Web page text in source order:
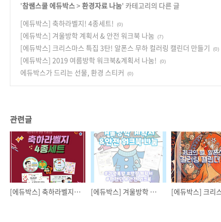
'참쌤스쿨 에듀박스>환경자료 나눔' 카테고리의 다른 글
[에듀박스] 축하라벨지! 4종세트!
(0)
[에듀박스] 겨울방학 계획서 & 안전 워크북 나눔 (7)
[에듀박스] 크리스마스 특집 3탄! 알폰스 무하 컬러링 캘린더 만들기 (0)
[에듀박스] 2019 여름방학 워크북&계획서 나눔! (0)
에듀박스가 드리는 선물, 환경 스티커 (0)
관련글
[에듀박스] 축하라벨지! 4종세트! [에듀박스] 겨울방학 계획서 & 안전 워크북 나눔